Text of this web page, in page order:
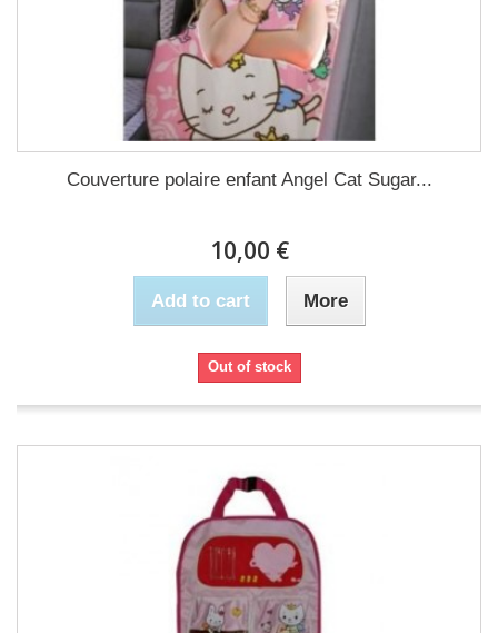
Couverture polaire enfant Angel Cat Sugar...
10,00 €
Add to cart More
Out of stock